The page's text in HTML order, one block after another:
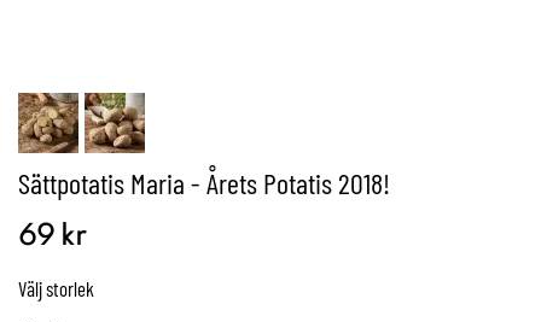
Sättpotatis Maria - Årets Potatis 2018!
69 kr
Väljstorlek